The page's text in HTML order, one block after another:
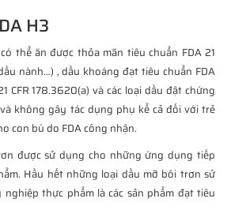
H3
thể ăn được thỏa mãn tiêu chuẩn FDA 21
nành…) , dầu khoáng đạt tiêu chuẩn FDA
CFR 178.3620(a) và các loại dầu đật chứng
không gây tác dụng phụ kể cả đối với trẻ
con bú do FDA công nhận.
được sử dụng cho những ứng dụng tiếp
Hầu hết những loại dầu mỡ bôi trơn sử
thực phẩm là các sản phẩm đạt tiêu